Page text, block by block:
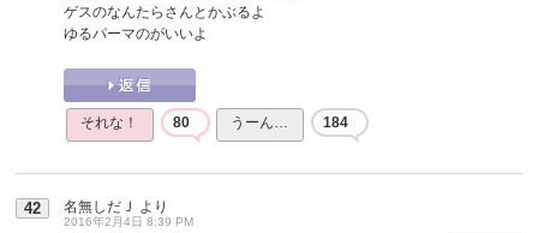
ゲスのなんたらさんとかぶるよ
ゆるパーマのがいいよ
それな！ 80 うーん… 184
42 名無しだＪ より
2016年2月4日 8:39 PM